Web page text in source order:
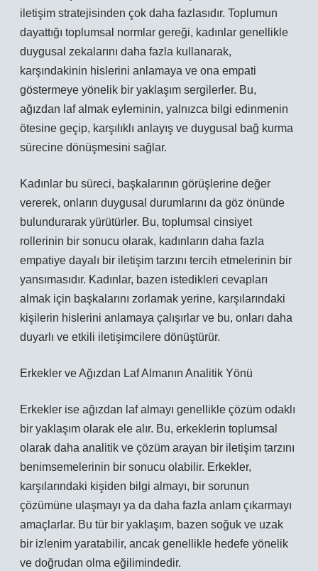
iletişim stratejisinden çok daha fazlasıdır. Toplumun
dayattığı toplumsal normlar gereği, kadınlar genellikle
duygusal zekalarını daha fazla kullanarak,
karşındakinin hislerini anlamaya ve ona empati
göstermeye yönelik bir yaklaşım sergilerler. Bu,
ağızdan laf almak eyleminin, yalnızca bilgi edinmenin
ötesine geçip, karşılıklı anlayış ve duygusal bağ kurma
sürecine dönüşmesini sağlar.
Kadınlar bu süreci, başkalarının görüşlerine değer
vererek, onların duygusal durumlarını da göz önünde
bulundurarak yürütürler. Bu, toplumsal cinsiyet
rollerinin bir sonucu olarak, kadınların daha fazla
empatiye dayalı bir iletişim tarzını tercih etmelerinin bir
yansımasıdır. Kadınlar, bazen istedikleri cevapları
almak için başkalarını zorlamak yerine, karşılarındaki
kişilerin hislerini anlamaya çalışırlar ve bu, onları daha
duyarlı ve etkili iletişimcilere dönüştürür.
Erkekler ve Ağızdan Laf Almanın Analitik Yönü
Erkekler ise ağızdan laf almayı genellikle çözüm odaklı
bir yaklaşım olarak ele alır. Bu, erkeklerin toplumsal
olarak daha analitik ve çözüm arayan bir iletişim tarzını
benimsemelerinin bir sonucu olabilir. Erkekler,
karşılarındaki kişiden bilgi almayı, bir sorunun
çözümüne ulaşmayı ya da daha fazla anlam çıkarmayı
amaçlarlar. Bu tür bir yaklaşım, bazen soğuk ve uzak
bir izlenim yaratabilir, ancak genellikle hedefe yönelik
ve doğrudan olma eğilimindedir.